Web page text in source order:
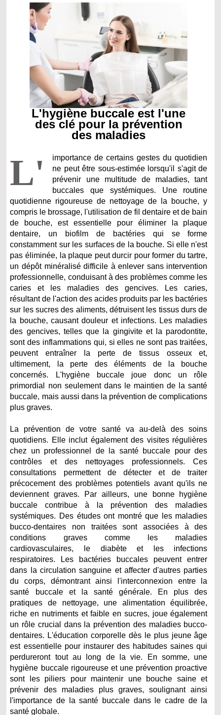
L'hygiène buccale est l'une
des clé pour la prévention
des maladies
L'
importance de certains gestes du quotidien
ne peut être sous-estimée lorsqu'il s'agit de
prévenir une multitude de maladies, tant
buccales que systémiques. Une routine
quotidienne rigoureuse de nettoyage de la bouche, y
compris le brossage, l'utilisation de fil dentaire et de bain
de bouche, est essentielle pour éliminer la plaque
dentaire, un biofilm de bactéries qui se forme
constamment sur les surfaces de la bouche. Si elle n'est
pas éliminée, la plaque peut durcir pour former du tartre,
un dépôt minéralisé difficile à enlever sans intervention
professionnelle, conduisant à des problèmes comme les
caries et les maladies des gencives. Les caries,
résultant de l'action des acides produits par les bactéries
sur les sucres des aliments, détruisent les tissus durs de
la bouche, causant douleur et infections. Les maladies
des gencives, telles que la gingivite et la parodontite,
sont des inflammations qui, si elles ne sont pas traitées,
peuvent entraîner la perte de tissus osseux et,
ultimement, la perte des éléments de la bouche
concernés. L'hygiène buccale joue donc un rôle
primordial non seulement dans le maintien de la santé
buccale, mais aussi dans la prévention de complications
plus graves.
La prévention de votre santé va au-delà des soins
quotidiens. Elle inclut également des visites régulières
chez un professionnel de la santé buccale pour des
contrôles et des nettoyages professionnels. Ces
consultations permettent de détecter et de traiter
précocement des problèmes potentiels avant qu'ils ne
deviennent graves. Par ailleurs, une bonne hygiène
buccale contribue à la prévention des maladies
systémiques. Des études ont montré que les maladies
bucco-dentaires non traitées sont associées à des
conditions graves comme les maladies
cardiovasculaires, le diabète et les infections
respiratoires. Les bactéries buccales peuvent entrer
dans la circulation sanguine et affecter d'autres parties
du corps, démontrant ainsi l'interconnexion entre la
santé buccale et la santé générale. En plus des
pratiques de nettoyage, une alimentation équilibrée,
riche en nutriments et faible en sucres, joue également
un rôle crucial dans la prévention des maladies bucco-
dentaires. L'éducation corporelle dès le plus jeune âge
est essentielle pour instaurer des habitudes saines qui
perdureront tout au long de la vie. En somme, une
hygiène buccale rigoureuse et une prévention proactive
sont les piliers pour maintenir une bouche saine et
prévenir des maladies plus graves, soulignant ainsi
l'importance de la santé buccale dans le cadre de la
santé globale.